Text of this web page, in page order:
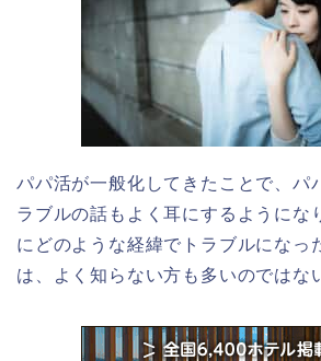
パパ活が一般化してきたことで、パ
ラブルの話もよく耳にするようにな
にどのような経緯でトラブルになっ
は、よく知らない方も多いのではな